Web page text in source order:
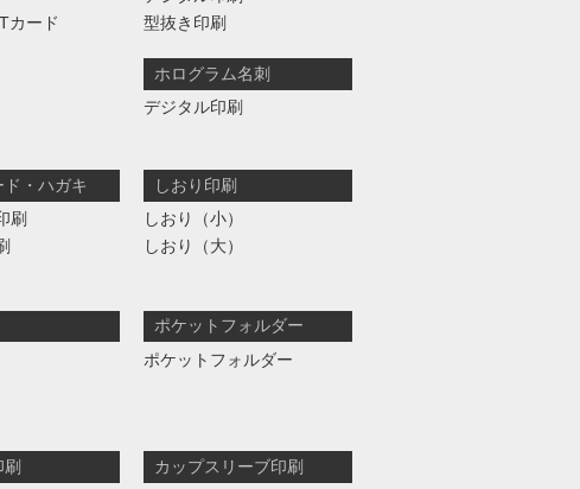
カード
型抜き印刷
ホログラム名刺
デジタル印刷
・ハガキ
刷
しおり印刷
しおり（小）
しおり（大）
ポケットフォルダー
ポケットフォルダー
カップスリーブ印刷